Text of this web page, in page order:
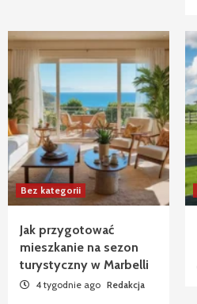
Bez kategorii
Jak przygotować
mieszkanie na sezon
turystyczny w Marbelli
4 tygodnie ago Redakcja